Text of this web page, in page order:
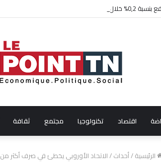
2026
اقتصاد تكنولوجيا مجتمع ثقافة
الرئيسية/أحداث/الاتحاد الأوروبي يخطئ في صرف أكثر من 3 مليارات يورو!